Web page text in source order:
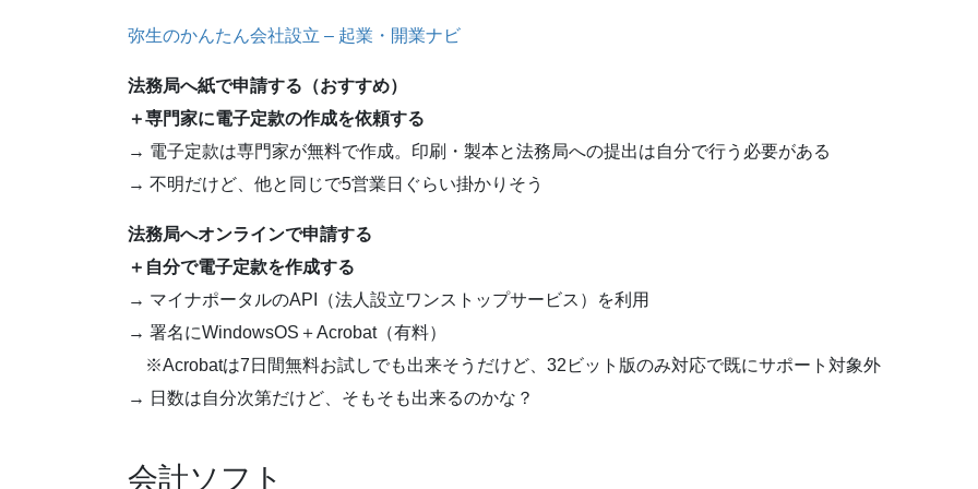
弥生のかんたん会社設立 – 起業・開業ナビ
法務局へ紙で申請する（おすすめ）
＋専門家に電子定款の作成を依頼する
→ 電子定款は専門家が無料で作成。印刷・製本と法務局への提出は自分で行う必要がある
→ 不明だけど、他と同じで5営業日ぐらい掛かりそう
法務局へオンラインで申請する
＋自分で電子定款を作成する
→ マイナポータルのAPI（法人設立ワンストップサービス）を利用
→ 署名にWindowsOS＋Acrobat（有料）
※Acrobatは7日間無料お試しでも出来そうだけど、32ビット版のみ対応で既にサポート対象外
→ 日数は自分次第だけど、そもそも出来るのかな？
会計ソフト